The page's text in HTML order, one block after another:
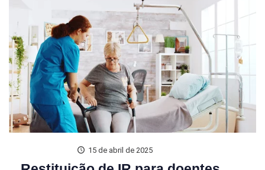
15 de abril de 2025